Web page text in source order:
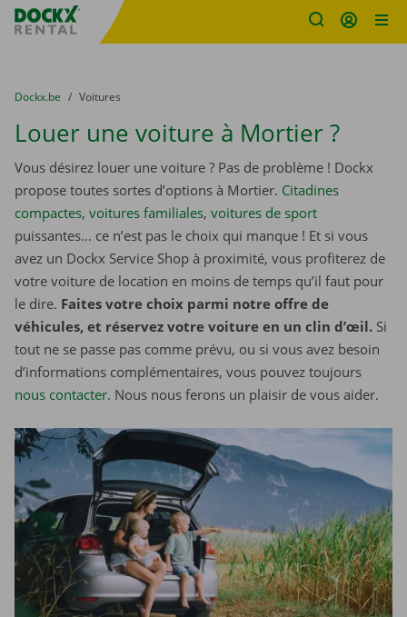
sitename
You are here:
du
Dockx.be to
Voitures
Louer une voiture à Mortier ?
Vous désirez louer une voiture ? Pas de problème ! Dockx
propose toutes sortes d’options à Mortier. Citadines
compactes, voitures familiales, voitures de sport
puissantes… ce n’est pas le choix qui manque ! Et si vous
avez un Dockx Service Shop à proximité, vous profiterez de
votre voiture de location en moins de temps qu’il faut pour
le dire. Faites votre choix parmi notre offre de
véhicules, et réservez votre voiture en un clin d’œil. Si
tout ne se passe pas comme prévu, ou si vous avez besoin
d’informations complémentaires, vous pouvez toujours
nous contacter. Nous nous ferons un plaisir de vous aider.